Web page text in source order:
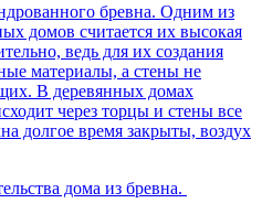
бревна. Одним из
домов считается их высокая
ведь для их создания
материалы, а стены не
В деревянных домах
через торцы и стены все
долгое время закрыты, воздух
дома из бревна.